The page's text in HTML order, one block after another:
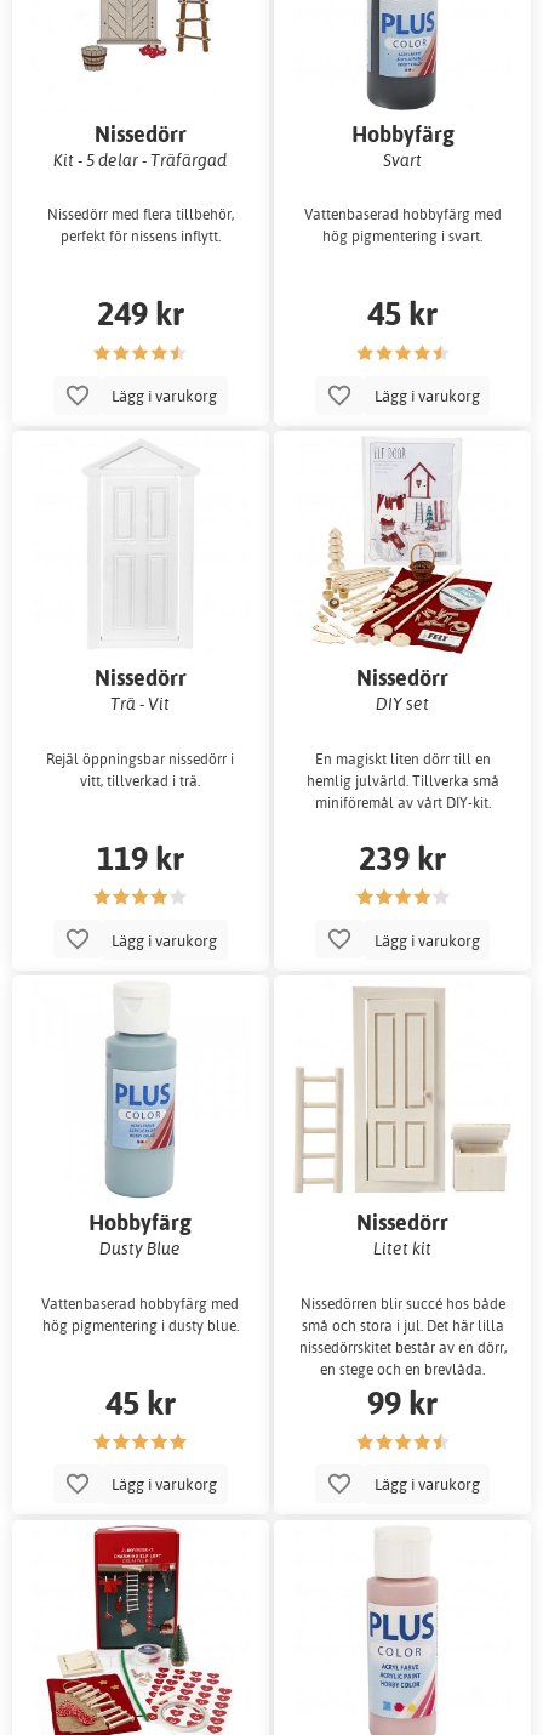
Nissedörr
Kit - 5 delar - Träfärgad
Nissedörr med flera tillbehör,
perfekt för nissens inflytt.
249 kr
Lägg i varukorg
Hobbyfärg
Svart
Vattenbaserad hobbyfärg med
hög pigmentering i svart.
45 kr
Lägg i varukorg
Nissedörr
Trä - Vit
Rejäl öppningsbar nissedörr i
vitt, tillverkad i trä.
119 kr
Lägg i varukorg
Nissedörr
DIY set
En magiskt liten dörr till en
hemlig julvärld. Tillverka små
miniföremål av vårt DIY-kit.
239 kr
Lägg i varukorg
Hobbyfärg
Dusty Blue
Vattenbaserad hobbyfärg med
hög pigmentering i dusty blue.
45 kr
Lägg i varukorg
Nissedörr
Litet kit
Nissedörren blir succé hos både
små och stora i jul. Det här lilla
nissedörrskitet består av en dörr,
en stege och en brevlåda.
99 kr
Lägg i varukorg